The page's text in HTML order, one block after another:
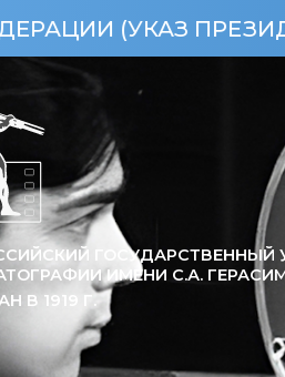
РФ ОТ
ГОСУДАРСТВЕННЫЙ
ИМЕНИ С.А.
В 1919 Г.